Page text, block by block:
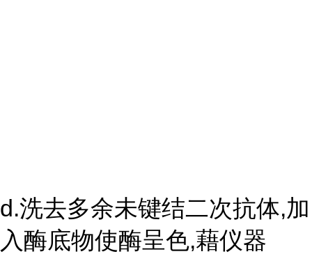
d.洗去多余未键结二次抗体,加
入酶底物使酶呈色,藉仪器